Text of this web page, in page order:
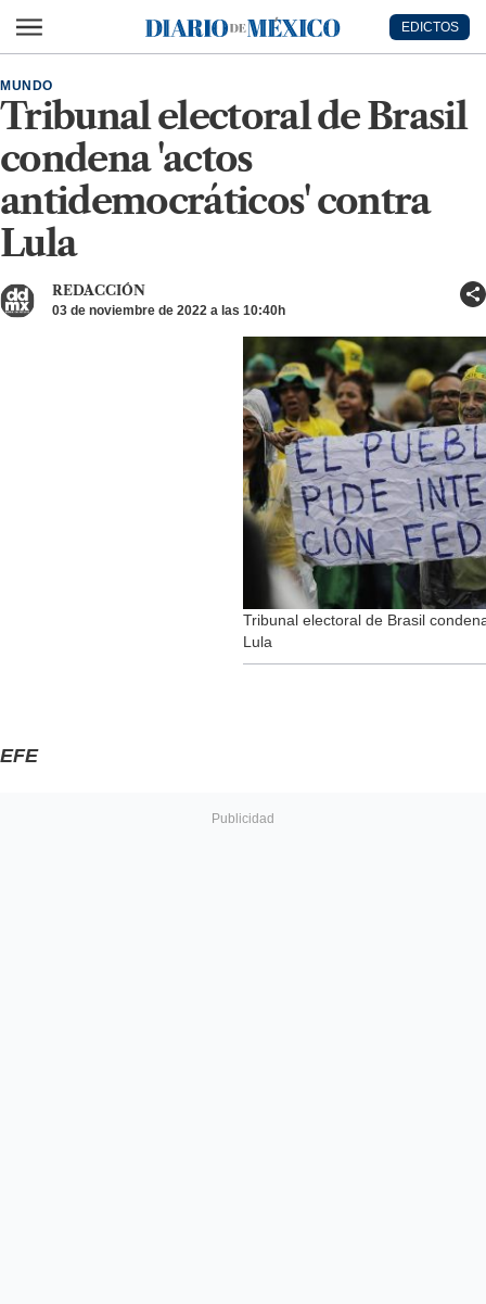
Diario de México
EDICTOS
Tribunal electoral de Brasil
condena 'actos
antidemocráticos' contra
Lula
MUNDO
REDACCIÓN
03 de noviembre de 2022 a las 10:40h
Tribunal electoral de Brasil
Lula
EFE